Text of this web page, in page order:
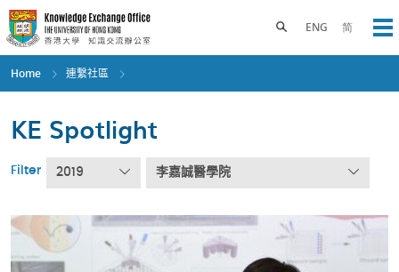
Skip
to
main
content
ENG 简
Toggle search panel
Home 連繫社區
KE Spotlight
Filter 2019 李嘉誠醫學院